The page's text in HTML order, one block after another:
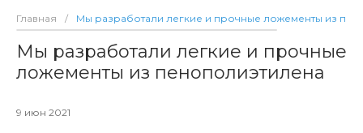
Главная / Мы разработали легкие и прочные ложементы из
Мы разработали легкие и прочные
ложементы из пенополиэтилена
9 июн 2021